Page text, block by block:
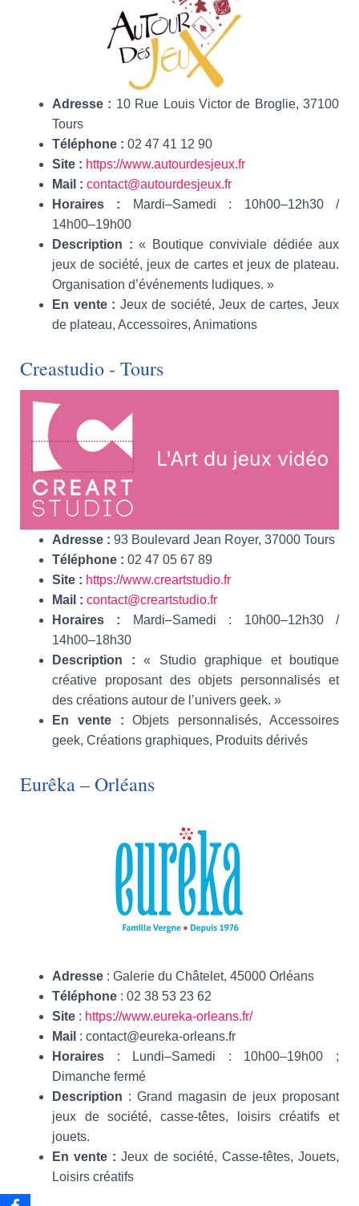
Adresse : 10 Rue Louis Victor de Broglie, 37100
Tours
Téléphone : 02 47 41 12 90
Site : https://www.autourdesjeux.fr
Mail : contact@autourdesjeux.fr
Horaires : Mardi–Samedi : 10h00–12h30 /
14h00–19h00
Description : « Boutique conviviale dédiée aux
jeux de société, jeux de cartes et jeux de plateau.
Organisation d’événements ludiques. »
En vente : Jeux de société, Jeux de cartes, Jeux
de plateau, Accessoires, Animations
Creastudio - Tours
Adresse : 93 Boulevard Jean Royer, 37000 Tours
Téléphone : 02 47 05 67 89
Site : https://www.creartstudio.fr
Mail : contact@creartstudio.fr
Horaires : Mardi–Samedi : 10h00–12h30 /
14h00–18h30
Description : « Studio graphique et boutique
créative proposant des objets personnalisés et
des créations autour de l’univers geek. »
En vente : Objets personnalisés, Accessoires
geek, Créations graphiques, Produits dérivés
Eurêka – Orléans
Adresse : Galerie du Châtelet, 45000 Orléans
Téléphone : 02 38 53 23 62
Site : https://www.eureka-orleans.fr/
Mail : contact@eureka-orleans.fr
Horaires : Lundi–Samedi : 10h00–19h00 ;
Dimanche fermé
Description : Grand magasin de jeux proposant
jeux de société, casse‑têtes, loisirs créatifs et
jouets.
En vente : Jeux de société, Casse‑têtes, Jouets,
Loisirs créatifs